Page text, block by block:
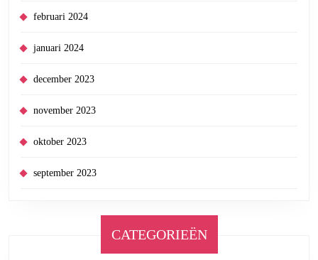
februari 2024
januari 2024
december 2023
november 2023
oktober 2023
september 2023
CATEGORIEËN